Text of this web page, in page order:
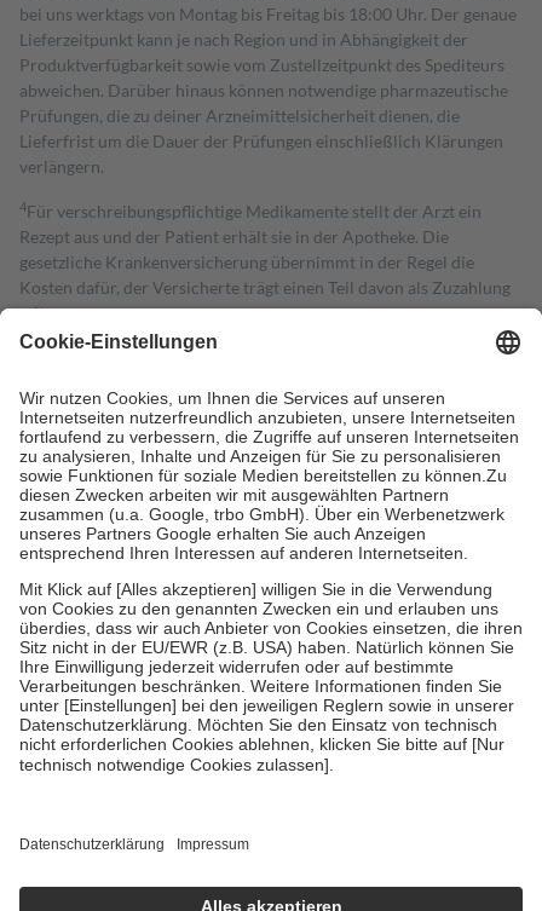
bei uns werktags von Montag bis Freitag bis 18:00 Uhr. Der genaue
Lieferzeitpunkt kann je nach Region und in Abhängigkeit der
Produktverfügbarkeit sowie vom Zustellzeitpunkt des Spediteurs
abweichen. Darüber hinaus können notwendige pharmazeutische
Prüfungen, die zu deiner Arzneimittelsicherheit dienen, die
Lieferfrist um die Dauer der Prüfungen einschließlich Klärungen
verlängern.
4Für verschreibungspflichtige Medikamente stellt der Arzt ein
Rezept aus und der Patient erhält sie in der Apotheke. Die
gesetzliche Krankenversicherung übernimmt in der Regel die
Kosten dafür, der Versicherte trägt einen Teil davon als Zuzahlung
mit.
Grundsätzlich leisten Mitglieder Zuzahlungen in Höhe von zehn
höchstens zehn Euro.
Es sind jedoch nie mehr als die tatsächlichen
Kosten der Leistung zu entrichten.
Diese Regeln gelten grundsätzlich auch für Online-Apotheken.
Bei Heilmitteln und häuslicher Krankenpflege beträgt die
Zuzahlung zehn Prozent der Kosten sowie zehn Euro je
Verordnung.
Um das Engagement der Versicherten für ihre eigene Gesundheit zu
stärken und die besondere Stellung der Familie zu unterstützen,
fallenkeine Zuzahlungenan bei:
• Kindern und Jugendlichen bis zum vollendeten 18. Lebensjahr
mit Ausnahme der Fahrkosten
• Untersuchungen zur Vorsorge und Früherkennung, die von der
GKV getragen werden
• empfohlenen Schutzimpfungen
• Harn- und Blutteststreifen
getroffen, um sicherzustellen, dass es sich um echte Bewertungen
https://help.etrusted.com/hc/de/articles/4419944605341